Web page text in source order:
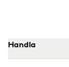
Handla